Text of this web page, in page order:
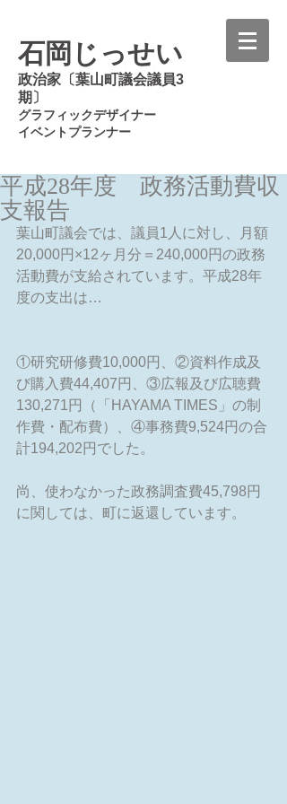
石岡じっせい
政治家〔葉山町議会議員3
期〕
グラフィックデザイナー
イベントプランナー
平成28年度 政務活動費収
支報告
葉山町議会では、議員1人に対し、月額
20,000円×12ヶ月分＝240,000円の政務
活動費が支給されています。平成28年
度の支出は…
①研究研修費10,000円、②資料作成及
び購入費44,407円、③広報及び広聴費
130,271円（「HAYAMA TIMES」の制
作費・配布費）、④事務費9,524円の合
計194,202円でした。
尚、使わなかった政務調査費45,798円
に関しては、町に返還しています。